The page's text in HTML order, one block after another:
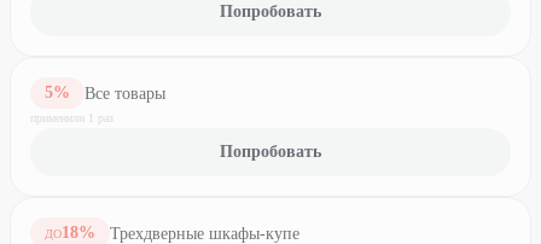
Попробовать
5% Все товары
применили 1 раз
Попробовать
ДО18% Трехдверные шкафы-купе